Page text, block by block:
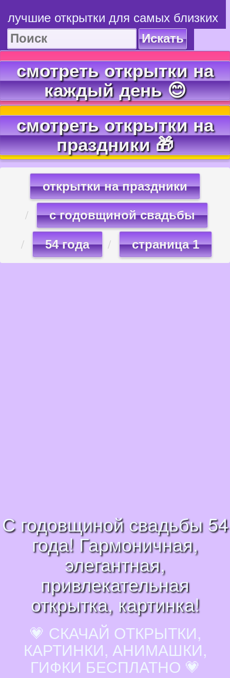
лучшие открытки для самых близких
Искать
смотреть открытки на
каждый день 😊
смотреть открытки на
праздники 🎁
открытки на праздники
с годовщиной свадьбы
54 года страница 1
С годовщиной свадьбы 54
года! Гармоничная,
элегантная,
привлекательная
открытка, картинка!
💗 СКАЧАЙ ОТКРЫТКИ,
КАРТИНКИ, АНИМАШКИ,
ГИФКИ БЕСПЛАТНО 💗